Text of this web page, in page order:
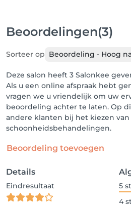
Beoordelingen(3)
Sorteer op Beoordeling - Hoog
Deze salon heeft 3 Salonkee
Als u een online afspraak hebt
vragen we u vriendelijk om uw
beoordeling achter te laten. Op
andere klanten bij het kiezen van
schoonheidsbehandelingen.
Beoordeling toevoegen
Details
Eindresultaat 5
4